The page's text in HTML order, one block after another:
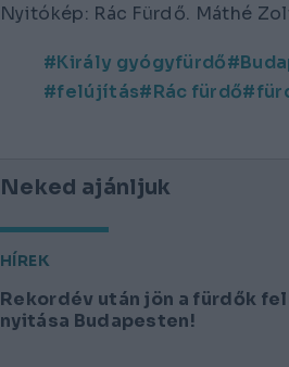
Nyitókép: Rác Fürdő. Máthé
Király gyógyfürdő
felújítás
Rác fürdő
Neked ajánljuk
HÍREK
Rekordév után jön a fürdők
nyitása Budapesten!